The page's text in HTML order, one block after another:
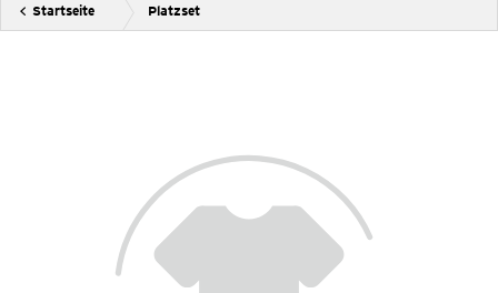
Startseite Platzset